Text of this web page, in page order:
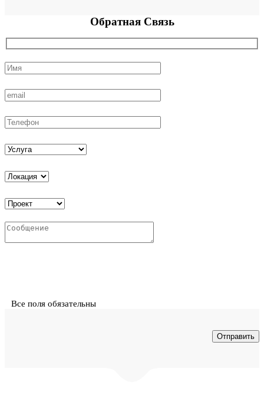
Обратная Связь
Все поля обязательны